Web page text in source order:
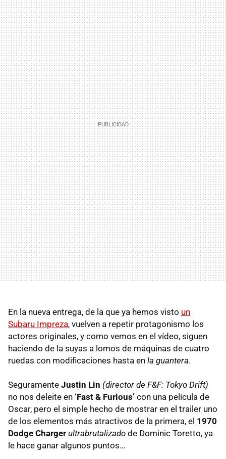
En la nueva entrega, de la que ya hemos visto un
Subaru Impreza, vuelven a repetir protagonismo los
actores originales, y como vemos en el vídeo, siguen
haciendo de la suyas a lomos de máquinas de cuatro
ruedas con modificaciones hasta en la guantera.
Seguramente Justin Lin (director de F&F: Tokyo Drift)
no nos deleite en ‘Fast & Furious’ con una película de
Oscar, pero el simple hecho de mostrar en el trailer uno
de los elementos más atractivos de la primera, el 1970
Dodge Charger ultrabrutalizado de Dominic Toretto, ya
le hace ganar algunos puntos…